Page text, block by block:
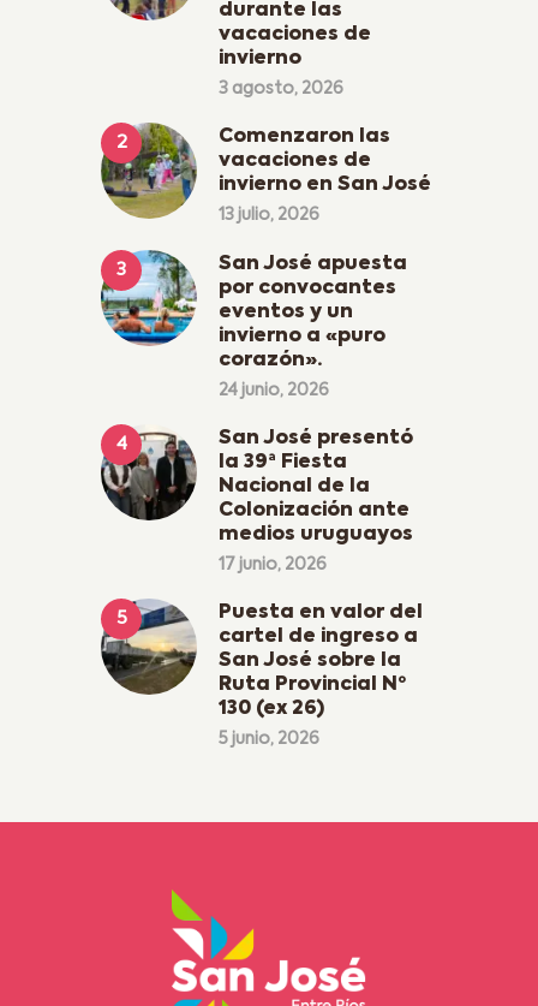
durante las
vacaciones de
invierno
3 agosto, 2026
Comenzaron las
vacaciones de
invierno en San José
13 julio, 2026
San José apuesta
por convocantes
eventos y un
invierno a «puro
corazón».
24 junio, 2026
San José presentó
la 39ª Fiesta
Nacional de la
Colonización ante
medios uruguayos
17 junio, 2026
Puesta en valor del
cartel de ingreso a
San José sobre la
Ruta Provincial Nº
130 (ex 26)
5 junio, 2026